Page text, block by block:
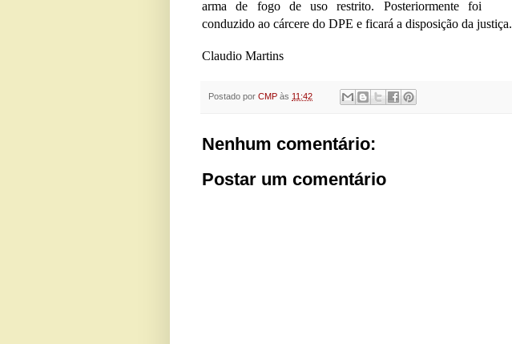
arma de fogo de uso restrito. Posteriormente foi
conduzido ao cárcere do DPE e ficará a disposição da justiça.
Claudio Martins
Postado por CMP às 11:42
Nenhum comentário:
Postar um comentário